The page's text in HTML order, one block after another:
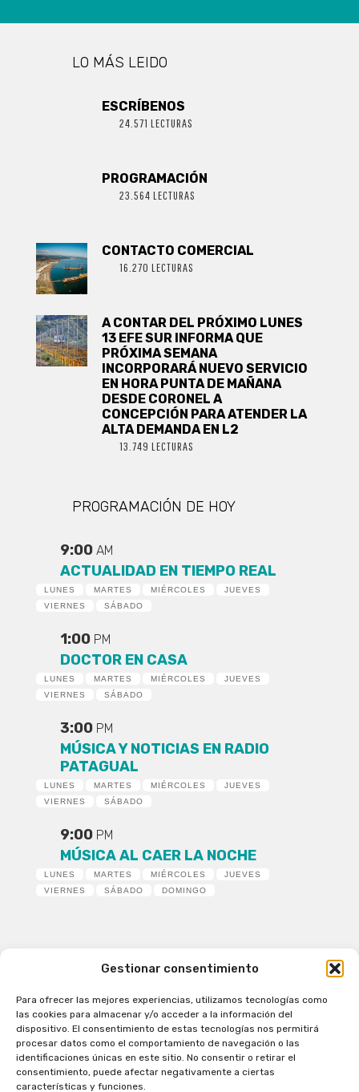
Gestionar consentimiento
Para ofrecer las mejores experiencias, utilizamos tecnologías como
las cookies para almacenar y/o acceder a la información del
dispositivo. El consentimiento de estas tecnologías nos permitirá
procesar datos como el comportamiento de navegación o las
identificaciones únicas en este sitio. No consentir o retirar el
consentimiento, puede afectar negativamente a ciertas
características y funciones.
LO MÁS LEIDO
ESCRÍBENOS
24.571 LECTURAS
PROGRAMACIÓN
23.564 LECTURAS
CONTACTO COMERCIAL
16.270 LECTURAS
A CONTAR DEL PRÓXIMO LUNES
13 EFE SUR INFORMA QUE
PRÓXIMA SEMANA
INCORPORARÁ NUEVO SERVICIO
EN HORA PUNTA DE MAÑANA
DESDE CORONEL A
CONCEPCIÓN PARA ATENDER LA
ALTA DEMANDA EN L2
13.749 LECTURAS
PROGRAMACIÓN DE HOY
9:00 AM
ACTUALIDAD EN TIEMPO REAL
LUNES MARTES MIÉRCOLES
JUEVES
VIERNES
SÁBADO
1:00 PM
DOCTOR EN CASA
LUNES MARTES MIÉRCOLES
JUEVES
VIERNES
SÁBADO
3:00 PM
MÚSICA Y NOTICIAS EN RADIO
PATAGUAL
LUNES MARTES MIÉRCOLES
JUEVES
VIERNES
SÁBADO
9:00 PM
MÚSICA AL CAER LA NOCHE
LUNES MARTES MIÉRCOLES
JUEVES
VIERNES
SÁBADO DOMINGO
Patagual Radio Digital 2026 - Todos los derechos
reservados
la Radio de Verdad
Cobertura
Programación